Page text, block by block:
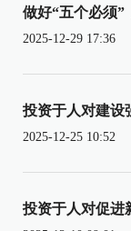
做好“五个必须”
2025-12-29 17:36
投资于人对建设
2025-12-25 10:52
投资于人对促进